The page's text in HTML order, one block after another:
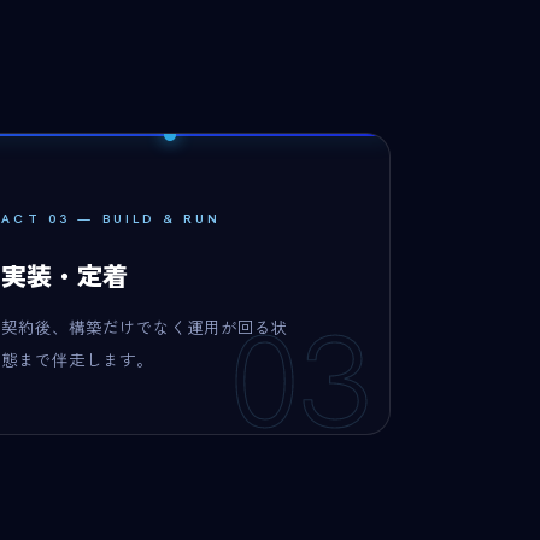
03
ACT 03 — BUILD & RUN
実装・定着
契約後、構築だけでなく運用が回る状
態まで伴走します。